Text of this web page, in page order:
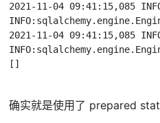
2021-11-04 09:41:15,085
2021-11-04 09:41:15,085
[]
确实就是使用了 prepared